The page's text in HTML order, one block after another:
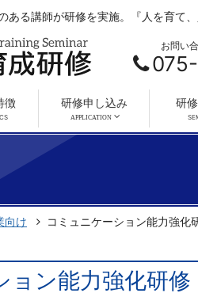
ある講師が研修を実施。『人を育て
お問い
徴 研修申し込み 研
向け コミュニケーション能力強化
ョン能力強化研修